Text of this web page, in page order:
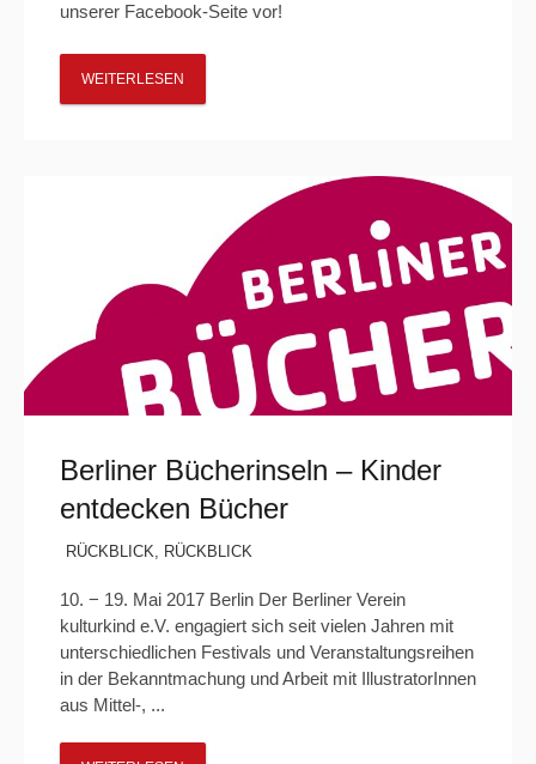
unserer Facebook-Seite vor!
WEITERLESEN
Berliner Bücherinseln – Kinder
entdecken Bücher
RÜCKBLICK, RÜCKBLICK
10. − 19. Mai 2017 Berlin Der Berliner Verein
kulturkind e.V. engagiert sich seit vielen Jahren mit
unterschiedlichen Festivals und Veranstaltungsreihen
in der Bekanntmachung und Arbeit mit IllustratorInnen
aus Mittel-, ...